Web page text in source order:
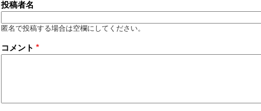
投稿者名
匿名で投稿する場合は空欄にしてください。
コメント